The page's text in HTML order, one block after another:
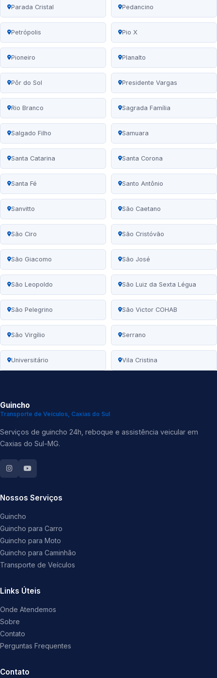
Parada Cristal Pedancino
Petrópolis Pio X
Pioneiro Planalto
Pôr do Sol Presidente Vargas
Rio Branco Sagrada Família
Salgado Filho Samuara
Santa Catarina Santa Corona
Santa Fé Santo Antônio
Sanvitto São Caetano
São Ciro São Cristóvão
São Giacomo São José
São Leopoldo São Luiz da Sexta Légua
São Pelegrino São Victor COHAB
São Virgílio Serrano
Universitário Vila Cristina
Guincho
Transporte de Veículos, Caxias do Sul
Serviços de guincho 24h, reboque e assistência veicular em
Caxias do Sul-MG.
Nossos Serviços
Guincho
Guincho para Carro
Guincho para Moto
Guincho para Caminhão
Transporte de Veículos
Links Úteis
Onde Atendemos
Sobre
Contato
Perguntas Frequentes
Contato